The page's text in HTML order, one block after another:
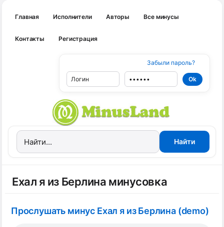
Главная Исполнители Авторы Все минусы
Контакты Регистрация
Забыли пароль?
Ехал я из Берлина минусовка
Прослушать минус Ехал я из Берлина (demo)